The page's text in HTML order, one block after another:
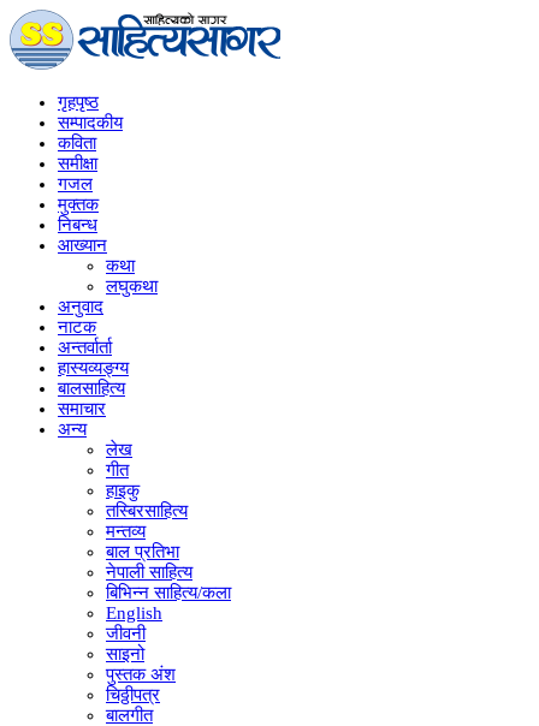
गृहपृष्‍ठ
सम्पादकीय
कविता
समीक्षा
गजल
मुक्तक
निबन्ध
आख्यान
कथा
लघुकथा
अनुवाद
नाटक
अन्तर्वार्ता
हास्यव्यङ्ग्य
बालसाहित्य
समाचार
अन्य
लेख
गीत
हाइकु
तस्बिरसाहित्य
मन्तव्य
बाल प्रतिभा
नेपाली साहित्य
बिभिन्न साहित्य/कला
English
जीवनी
साइनो
पुस्तक अंश
चिठ्ठीपत्र
बालगीत